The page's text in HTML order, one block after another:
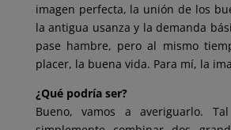
imagen perfecta, la unión de los
la antigua usanza y la demanda
pase hambre, pero al mismo
placer, la buena vida. Para mí, la
¿Qué podría ser?
Bueno, vamos a averiguarlo.